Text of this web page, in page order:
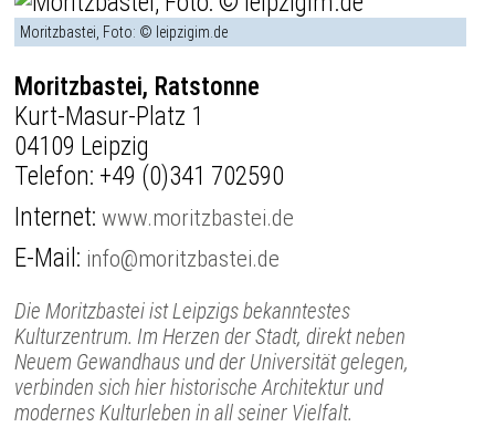
Moritzbastei, Foto: © leipzigim.de
Moritzbastei, Ratstonne
Kurt-Masur-Platz 1
04109 Leipzig
Telefon: +49 (0)341 702590
Internet:www.moritzbastei.de
E-Mail: info@moritzbastei.de
Die Moritzbastei ist Leipzigs bekanntestes
Kulturzentrum. Im Herzen der Stadt, direkt neben
Neuem Gewandhaus und der Universität gelegen,
verbinden sich hier historische Architektur und
modernes Kulturleben in all seiner Vielfalt.